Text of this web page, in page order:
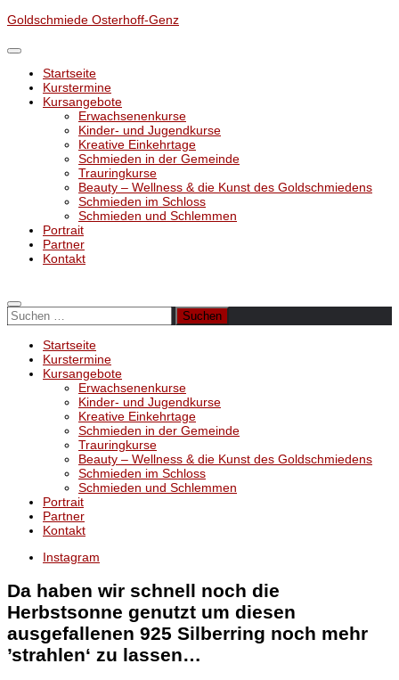
Unter
Inhalt
Goldschmiede Osterhoff-Genz
Startseite
Kurstermine
Kursangebote
Erwachsenenkurse
Kinder- und Jugendkurse
Kreative Einkehrtage
Schmieden in der Gemeinde
Trauringkurse
Beauty – Wellness & die Kunst des Goldschmiedens
Schmieden im Schloss
Schmieden und Schlemmen
Portrait
Partner
Kontakt
Suchen
nach:
Startseite
Kurstermine
Kursangebote
Erwachsenenkurse
Kinder- und Jugendkurse
Kreative Einkehrtage
Schmieden in der Gemeinde
Trauringkurse
Beauty – Wellness & die Kunst des Goldschmiedens
Schmieden im Schloss
Schmieden und Schlemmen
Portrait
Partner
Kontakt
Instagram
Da haben wir schnell noch die
Herbstsonne genutzt um diesen
ausgefallenen 925 Silberring noch mehr
’strahlen‘ zu lassen…